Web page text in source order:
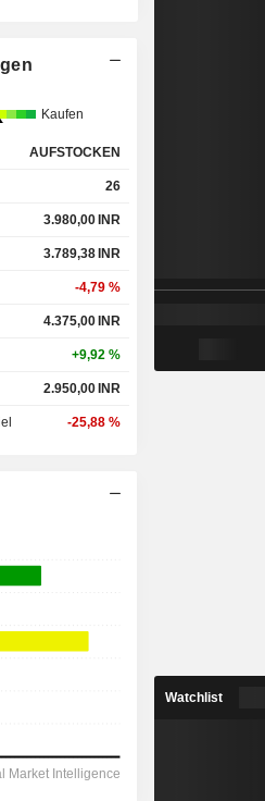
Kaufen
AUFSTOCKEN
26
3.980,00 INR
3.789,38 INR
-4,79 %
4.375,00 INR
+9,92 %
2.950,00 INR
-25,88 %
Watchlist